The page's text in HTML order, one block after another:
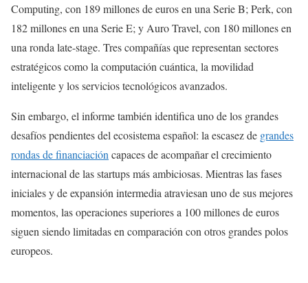
Computing, con 189 millones de euros en una Serie B; Perk, con
182 millones en una Serie E; y Auro Travel, con 180 millones en
una ronda late-stage. Tres compañías que representan sectores
estratégicos como la computación cuántica, la movilidad
inteligente y los servicios tecnológicos avanzados.
Sin embargo, el informe también identifica uno de los grandes
desafíos pendientes del ecosistema español: la escasez de grandes
rondas de financiación capaces de acompañar el crecimiento
internacional de las startups más ambiciosas. Mientras las fases
iniciales y de expansión intermedia atraviesan uno de sus mejores
momentos, las operaciones superiores a 100 millones de euros
siguen siendo limitadas en comparación con otros grandes polos
europeos.